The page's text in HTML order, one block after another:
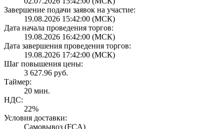
Завершение подачи заявок на участие:
19.08.2026 15:42:00 (МСК)
Дата начала проведения торгов:
19.08.2026 16:42:00 (МСК)
Дата завершения проведения торгов:
19.08.2026 17:42:00 (МСК)
Шаг повышения цены:
3 627.96 руб.
Таймер:
20 мин.
НДС:
22%
Условия доставки:
Самовывоз (FCA)